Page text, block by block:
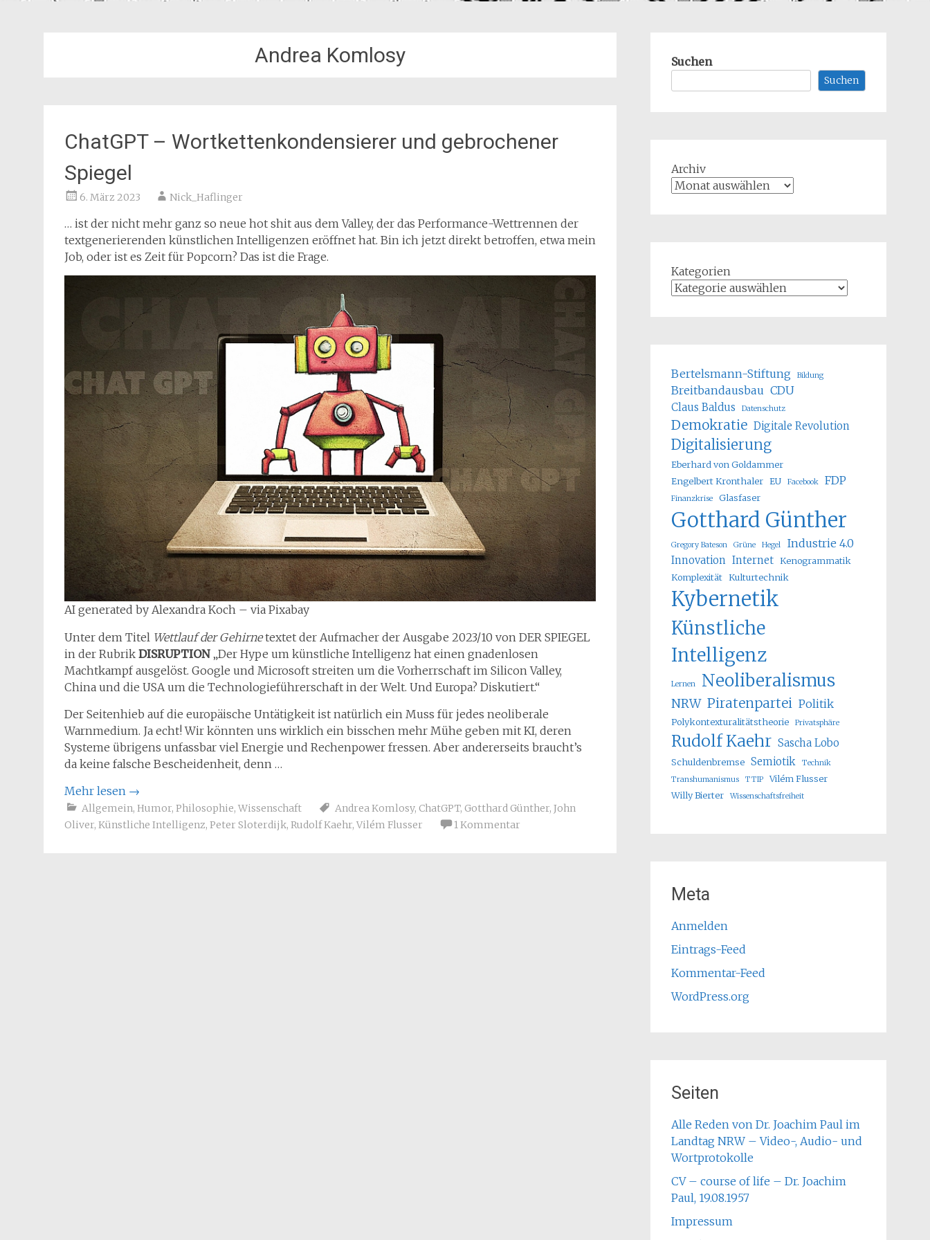
Andrea Komlosy
ChatGPT – Wortkettenkondensierer und gebrochener
Spiegel
6. März 2023 Nick_Haflinger
… ist der nicht mehr ganz so neue hot shit aus dem Valley, der das Performance-Wettrennen der
textgenerierenden künstlichen Intelligenzen eröffnet hat. Bin ich jetzt direkt betroffen, etwa mein
Job, oder ist es Zeit für Popcorn? Das ist die Frage.
AI generated by Alexandra Koch – via Pixabay
Unter dem Titel Wettlauf der Gehirnetextet der Aufmacher der Ausgabe 2023/10 von DER SPIEGEL
in der Rubrik DISRUPTION „Der Hype um künstliche Intelligenz hat einen gnadenlosen
Machtkampf ausgelöst. Google und Microsoft streiten um die Vorherrschaft im Silicon Valley,
China und die USA um die Technologieführerschaft in der Welt. Und Europa? Diskutiert.“
Der Seitenhieb auf die europäische Untätigkeit ist natürlich ein Muss für jedes neoliberale
Warnmedium. Ja echt! Wir könnten uns wirklich ein bisschen mehr Mühe geben mit KI, deren
Systeme übrigens unfassbar viel Energie und Rechenpower fressen. Aber andererseits braucht’s
da keine falsche Bescheidenheit, denn …
Mehr lesen →
Allgemein, Humor, Philosophie, Wissenschaft Andrea Komlosy, ChatGPT, Gotthard Günther, John
Oliver, Künstliche Intelligenz, Peter Sloterdijk, Rudolf Kaehr, Vilém Flusser 1 Kommentar
Suchen
Suchen
Archiv
Kategorien
Bertelsmann-Stiftung Bildung
Breitbandausbau CDU
Claus Baldus Datenschutz
Demokratie Digitale Revolution
Digitalisierung
Eberhard von Goldammer
Engelbert Kronthaler EU Facebook FDP
Finanzkrise Glasfaser
Gotthard Günther
Gregory Bateson Grüne Hegel Industrie 4.0
Innovation Internet Kenogrammatik
Komplexität Kulturtechnik
Kybernetik
Künstliche
Intelligenz
Lernen Neoliberalismus
NRW Piratenpartei Politik
Polykontexturalitätstheorie Privatsphäre
Rudolf Kaehr Sascha Lobo
Schuldenbremse Semiotik
Technik
Transhumanismus
TTIP
Vilém Flusser
Willy Bierter
Wissenschaftsfreiheit
Meta
Anmelden
Eintrags-Feed
Kommentar-Feed
WordPress.org
Seiten
Alle Reden von Dr. Joachim Paul im
Landtag NRW – Video-, Audio- und
Wortprotokolle
CV – course of life – Dr. Joachim
Paul, 19.08.1957
Impressum